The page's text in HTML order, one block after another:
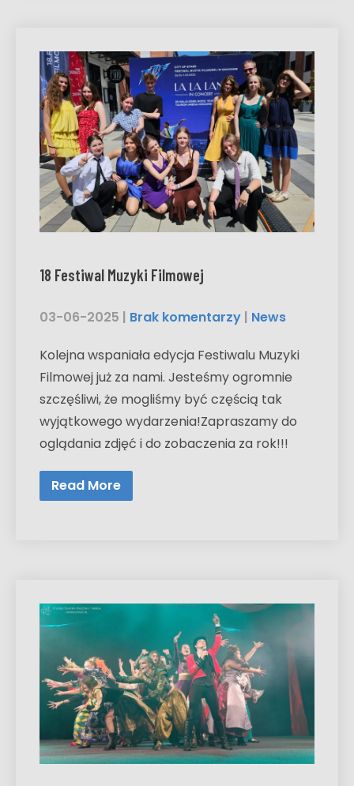
18 Festiwal Muzyki Filmowej
03-06-2025 | Brak komentarzy | News
Kolejna wspaniała edycja Festiwalu Muzyki
Filmowej już za nami. Jesteśmy ogromnie
szczęśliwi, że mogliśmy być częścią tak
wyjątkowego wydarzenia!Zapraszamy do
oglądania zdjęć i do zobaczenia za rok!!!
Read More